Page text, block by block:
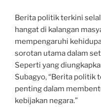
Berita politik terkini
hangat di kalangan
mempengaruhi
sorotan utama dalam
Seperti yang
Subagyo, “Berita politik
penting dalam
kebijakan negara.”